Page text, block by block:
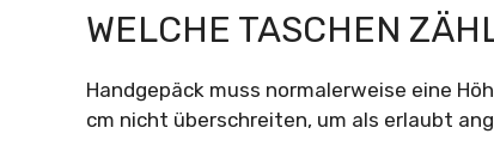
WELCHE TASCHEN
Handgepäck muss normalerweise eine
cm nicht überschreiten, um als erlaubt